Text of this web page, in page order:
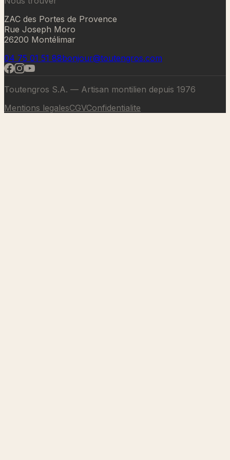
ZAC des Portes de Provence
Rue Joseph Moro
26200 Montélimar
04 75 01 51 88bonjour@toutengros.com
Toutengros S.A. — Artisan montilien depuis 1976
Mentions legalesCGVConfidentialite